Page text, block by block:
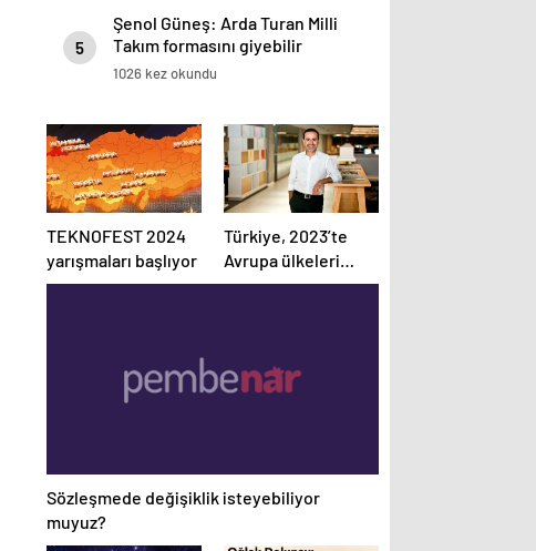
5
Şenol Güneş: Arda Turan Milli
Takım formasını giyebilir
1026 kez okundu
TEKNOFEST 2024
yarışmaları başlıyor
Türkiye, 2023’te
Avrupa ülkeleri
arasında dijital
Sözleşmede değişiklik isteyebiliyor
muyuz?